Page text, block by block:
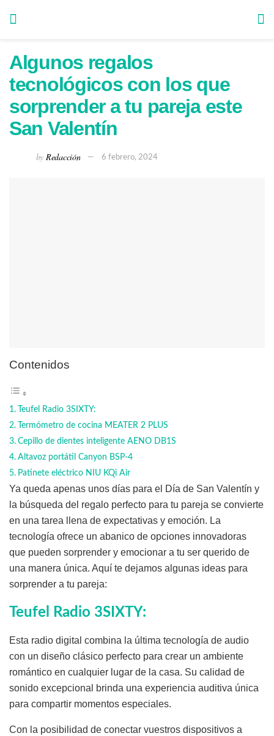
Algunos regalos
tecnológicos con los que
sorprender a tu pareja este
San Valentín
by Redacción 6 febrero, 2024
Contenidos
Teufel Radio 3SIXTY:
Termómetro de cocina MEATER 2 PLUS
Cepillo de dientes inteligente AENO DB1S
Altavoz portátil Canyon BSP-4
Patinete eléctrico NIU KQi Air
Ya queda apenas unos días para el Día de San Valentín y
la búsqueda del regalo perfecto para tu pareja se convierte
en una tarea llena de expectativas y emoción. La
tecnología ofrece un abanico de opciones innovadoras
que pueden sorprender y emocionar a tu ser querido de
una manera única. Aquí te dejamos algunas ideas para
sorprender a tu pareja:
Teufel Radio 3SIXTY:
Esta radio digital combina la última tecnología de audio
con un diseño clásico perfecto para crear un ambiente
romántico en cualquier lugar de la casa. Su calidad de
sonido excepcional brinda una experiencia auditiva única
para compartir momentos especiales.
Con la posibilidad de conectar vuestros dispositivos a